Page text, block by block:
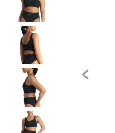
Mascotas
Tecnología
Muebles
Colchones
Línea blanca